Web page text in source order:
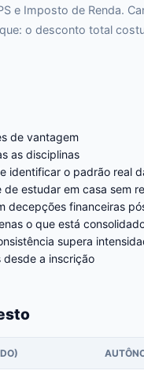
e Imposto de Renda.
o desconto total
de vantagem
as disciplinas
identificar o padrão real
estudar em casa sem
decepções financeiras
o que está
supera
a inscrição